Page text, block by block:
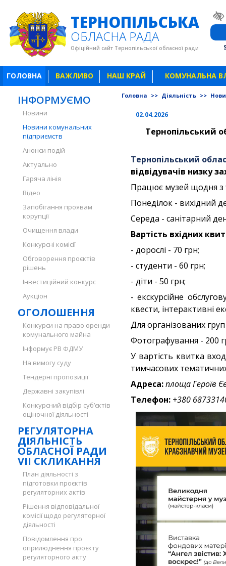
ТЕРНОПІЛЬСЬКА
ОБЛАСНА РАДА
Офіційний сайт Тернопільської обласної ради
ГОЛОВНА ВАЖЛИВО НАШ КРАЙ КОМУНАЛЬНА
ІНФОРМУЄМО
Новини
Новини комунальних
підприємств
Анонси подій
Актуально
Гаряча лінія
Відео
Запобігання проявам
корупції
Очищення влади
Конкурсні комісії
Обговорення проєктів
рішень
Інвестиційний конкурс
Аукціон
ОГОЛОШЕННЯ
Конкурси на право оренди
комунального майна
Інформує РВ ФДМУ
На вимогу суду
Тендерні пропозиції
Державні закупівлі
Конкурсний відбір суб’єктів
оціночної діяльності
РЕГУЛЯТОРНА
ДІЯЛЬНІСТЬ
ОБЛАСНОЇ РАДИ
VII СКЛИКАННЯ
План діяльності з
підготовки проєктів
регуляторних актів
Рішення відповідальної
комісії щодо регуляторної
діяльності
Повідомлення про
оприлюднення проєкту
регуляторного акту
Головна >> Діяльність >>
02.04.2026
Тернопільський
Тернопільський
відвідувачів низку
Працює музей щодня з
Понеділок - вихідний
Середа - санітарний
Вартість вхідних
- дорослі - 70 грн;
- студенти - 60 грн;
- діти - 50 грн;
- екскурсійне
квести, інтерактивні
Для організованих
Фотографування - 200
У вартість квитка
тимчасових
Адреса:площа Героїв
Телефон: +380